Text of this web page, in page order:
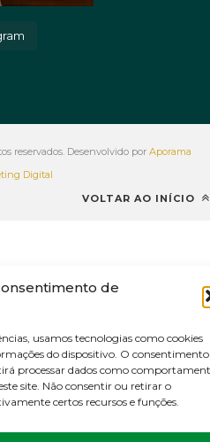
de
usamos tecnologias como cookies
do dispositivo. O consentimento
processar dados como
site. Não consentir ou retirar o
certos recursos e funções.
reservados. Desenvolvido por Aporama
Digital
VOLTAR AO INÍCIO